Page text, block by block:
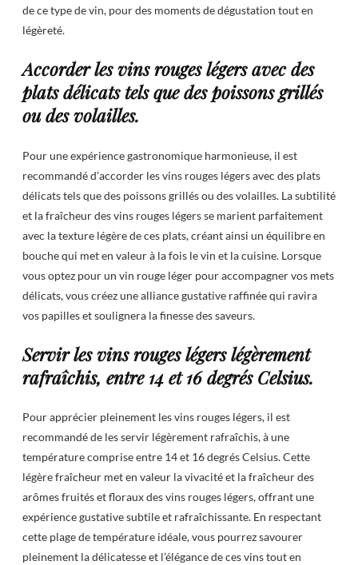
de ce type de vin, pour des moments de dégustation tout en
légèreté.
Accorder les vins rouges légers avec des
plats délicats tels que des poissons grillés
ou des volailles.
Pour une expérience gastronomique harmonieuse, il est
recommandé d’accorder les vins rouges légers avec des plats
délicats tels que des poissons grillés ou des volailles. La subtilité
et la fraîcheur des vins rouges légers se marient parfaitement
avec la texture légère de ces plats, créant ainsi un équilibre en
bouche qui met en valeur à la fois le vin et la cuisine. Lorsque
vous optez pour un vin rouge léger pour accompagner vos mets
délicats, vous créez une alliance gustative raffinée qui ravira
vos papilles et soulignera la finesse des saveurs.
Servir les vins rouges légers légèrement
rafraîchis, entre 14 et 16 degrés Celsius.
Pour apprécier pleinement les vins rouges légers, il est
recommandé de les servir légèrement rafraîchis, à une
température comprise entre 14 et 16 degrés Celsius. Cette
légère fraîcheur met en valeur la vivacité et la fraîcheur des
arômes fruités et floraux des vins rouges légers, offrant une
expérience gustative subtile et rafraîchissante. En respectant
cette plage de température idéale, vous pourrez savourer
pleinement la délicatesse et l’élégance de ces vins tout en